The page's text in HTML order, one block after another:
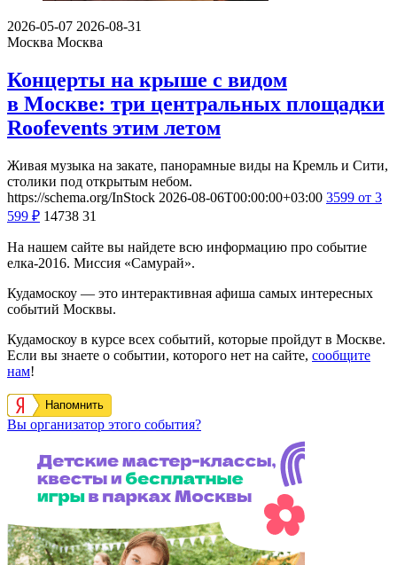
2026-05-07 2026-08-31
Москва Москва
Концерты на крыше с видом
в Москве: три центральных площадки
Roofevents этим летом
Живая музыка на закате, панорамные виды на Кремль и Сити,
столики под открытым небом.
https://schema.org/InStock 2026-08-06T00:00:00+03:00 3599 от 3
599 ₽ 14738 31
На нашем сайте вы найдете всю информацию про событие
елка-2016. Миссия «Самурай».
Кудамоскоу — это интерактивная афиша самых интересных
событий Москвы.
Кудамоскоу в курсе всех событий, которые пройдут в Москве.
Если вы знаете о событии, которого нет на сайте, сообщите
нам!
Напомнить
Вы организатор этого события?